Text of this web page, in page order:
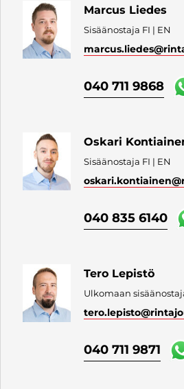
Marcus Liedes
Sisäänostaja FI | EN
marcus.liedes
040 711 9868
Oskari
Sisäänostaja FI | EN
oskari.kontiainen
040 835 6140
Tero Lepistö
Ulkomaan
tero.lepisto
040 711 9871